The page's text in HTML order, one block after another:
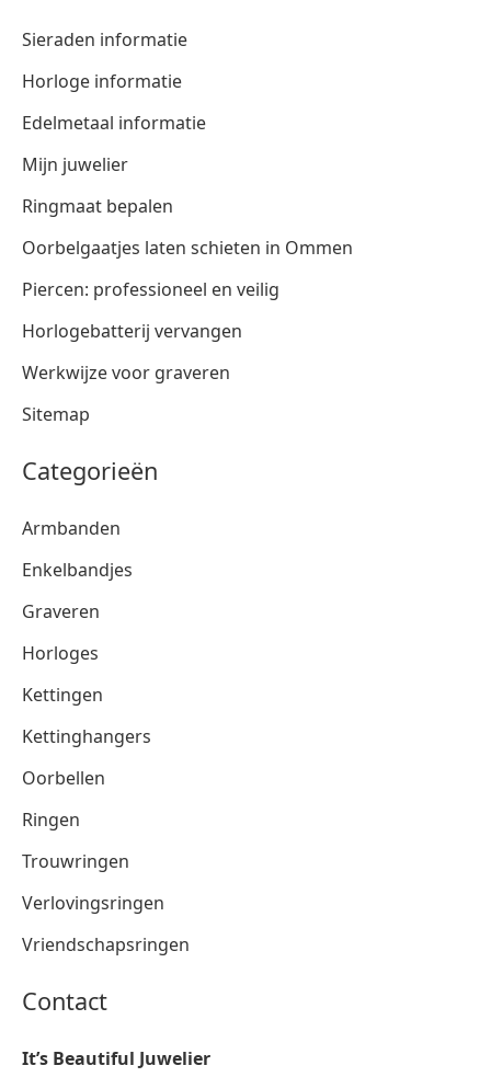
Sieraden informatie
Horloge informatie
Edelmetaal informatie
Mijn juwelier
Ringmaat bepalen
Oorbelgaatjes laten schieten in Ommen
Piercen: professioneel en veilig
Horlogebatterij vervangen
Werkwijze voor graveren
Sitemap
Categorieën
Armbanden
Enkelbandjes
Graveren
Horloges
Kettingen
Kettinghangers
Oorbellen
Ringen
Trouwringen
Verlovingsringen
Vriendschapsringen
Contact
It’s Beautiful Juwelier